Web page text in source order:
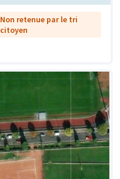
Non retenue par le tri
citoyen